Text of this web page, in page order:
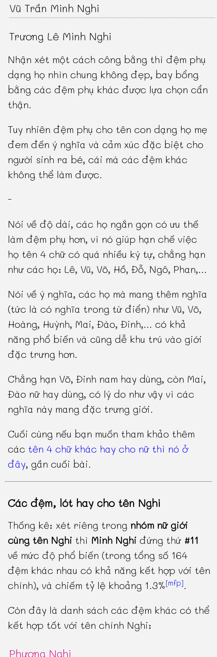
Vũ Trần Minh Nghi
Trương Lê Minh Nghi
Nhận xét một cách công bằng thì đệm phụ
dạng họ nhìn chung không đẹp, bay bổng
bằng các đệm phụ khác được lựa chọn cẩn
thận.
Tuy nhiên đệm phụ cho tên con dạng họ mẹ
đem đến ý nghĩa và cảm xúc đặc biệt cho
người sinh ra bé, cái mà các đệm khác
không thể làm được.
-
Nói về độ dài, các họ ngắn gọn có ưu thế
làm đệm phụ hơn, vì nó giúp hạn chế việc
họ tên 4 chữ có quá nhiều ký tự, chẳng hạn
như các họ: Lê, Vũ, Võ, Hồ, Đỗ, Ngô, Phan,...
Nói về ý nghĩa, các họ mà mang thêm nghĩa
(tức là có nghĩa trong từ điển) như Vũ, Võ,
Hoàng, Huỳnh, Mai, Đào, Đinh,... có khả
năng phổ biến và cũng dễ khu trú vào giới
đặc trưng hơn.
Chẳng hạn Võ, Đinh nam hay dùng, còn Mai,
Đào nữ hay dùng, có lý do như vậy vì các
nghĩa này mang đặc trưng giới.
Cuối cùng nếu bạn muốn tham khảo thêm
các tên 4 chữ khác hay cho nữ thì nó ở
đây, gần cuối bài.
Các đệm, lót hay cho tên Nghi
Thống kê: xét riêng trong nhóm nữ giới
cùng tên Nghi thì Minh Nghi đứng thứ #11
về mức độ phổ biến (trong tổng số 164
đệm khác nhau có khả năng kết hợp với tên
chính), và chiếm tỷ lệ khoảng 1.3%[mfp].
Còn đây là danh sách các đệm khác có thể
kết hợp tốt với tên chính Nghi:
Phương Nghi